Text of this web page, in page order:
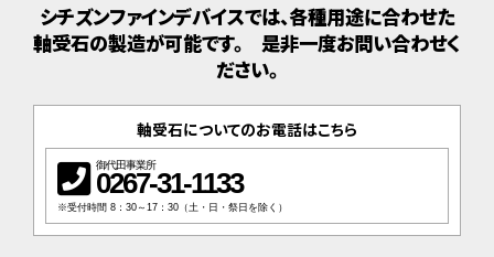
シチズンファインデバイスでは、各種用途に合わせた
軸受石の製造が可能です。　是非一度お問い合わせく
ださい。
軸受石についてのお電話はこちら
御代田事業所
0267-31-1133
※受付時間 8：30～17：30（土・日・祭日を除く）